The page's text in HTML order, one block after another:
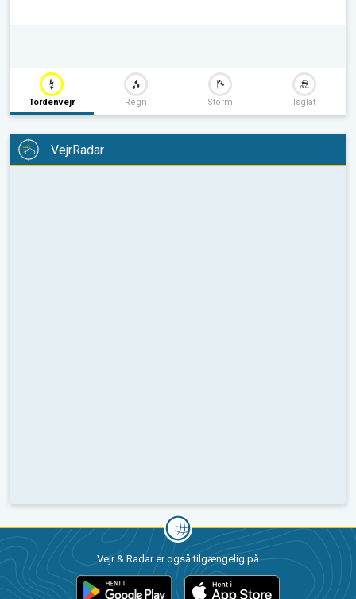
Tordenvejr Regn Storm Isglat
VejrRadar
Vejr & Radar er også tilgængelig på